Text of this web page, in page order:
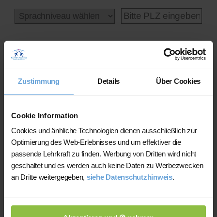
Zustimmung Details Über Cookies
Cookie Information
Cookies und änhliche Technologien dienen ausschließlich zur
Optimierung des Web-Erlebnisses und um effektiver die
passende Lehrkraft zu finden. Werbung von Dritten wird nicht
geschaltet und es werden auch keine Daten zu Werbezwecken
an Dritte weitergegeben, siehe Datenschutzhinweis.
Statt der Profilauswahl kostenlos hier
unseren Lehrerfinder nutzenstatt
Profilauswahl: Sie werden binnen 24-48h von
bis zu zwei optimal passenden Kandidaten
kontaktiert, die Sie kostenlos & unverbindlich